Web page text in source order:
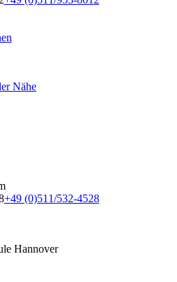
Nähe
+49 (0)511/532-4528
Hannover